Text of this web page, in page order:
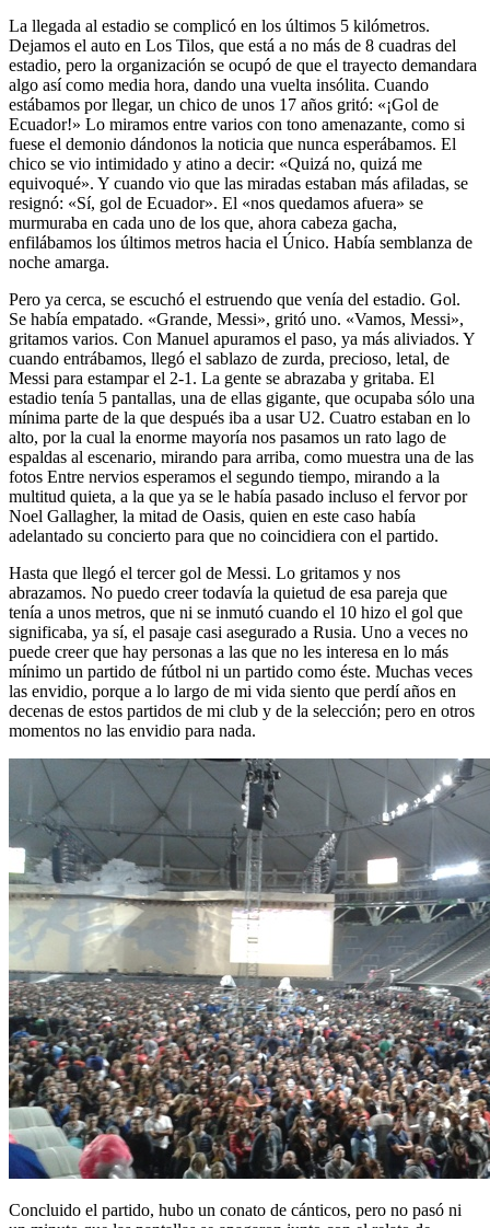
La llegada al estadio se complicó en los últimos 5 kilómetros.
Dejamos el auto en Los Tilos, que está a no más de 8 cuadras del
estadio, pero la organización se ocupó de que el trayecto demandara
algo así como media hora, dando una vuelta insólita. Cuando
estábamos por llegar, un chico de unos 17 años gritó: «¡Gol de
Ecuador!» Lo miramos entre varios con tono amenazante, como si
fuese el demonio dándonos la noticia que nunca esperábamos. El
chico se vio intimidado y atino a decir: «Quizá no, quizá me
equivoqué». Y cuando vio que las miradas estaban más afiladas, se
resignó: «Sí, gol de Ecuador». El «nos quedamos afuera» se
murmuraba en cada uno de los que, ahora cabeza gacha,
enfilábamos los últimos metros hacia el Único. Había semblanza de
noche amarga.
Pero ya cerca, se escuchó el estruendo que venía del estadio. Gol.
Se había empatado. «Grande, Messi», gritó uno. «Vamos, Messi»,
gritamos varios. Con Manuel apuramos el paso, ya más aliviados. Y
cuando entrábamos, llegó el sablazo de zurda, precioso, letal, de
Messi para estampar el 2-1. La gente se abrazaba y gritaba. El
estadio tenía 5 pantallas, una de ellas gigante, que ocupaba sólo una
mínima parte de la que después iba a usar U2. Cuatro estaban en lo
alto, por la cual la enorme mayoría nos pasamos un rato lago de
espaldas al escenario, mirando para arriba, como muestra una de las
fotos Entre nervios esperamos el segundo tiempo, mirando a la
multitud quieta, a la que ya se le había pasado incluso el fervor por
Noel Gallagher, la mitad de Oasis, quien en este caso había
adelantado su concierto para que no coincidiera con el partido.
Hasta que llegó el tercer gol de Messi. Lo gritamos y nos
abrazamos. No puedo creer todavía la quietud de esa pareja que
tenía a unos metros, que ni se inmutó cuando el 10 hizo el gol que
significaba, ya sí, el pasaje casi asegurado a Rusia. Uno a veces no
puede creer que hay personas a las que no les interesa en lo más
mínimo un partido de fútbol ni un partido como éste. Muchas veces
las envidio, porque a lo largo de mi vida siento que perdí años en
decenas de estos partidos de mi club y de la selección; pero en otros
momentos no las envidio para nada.
Concluido el partido, hubo un conato de cánticos, pero no pasó ni